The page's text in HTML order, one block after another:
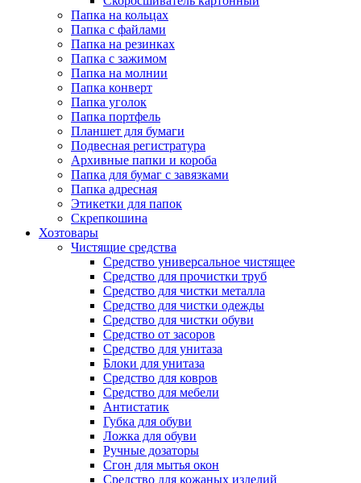
Папка на кольцах
Папка с файлами
Папка на резинках
Папка с зажимом
Папка на молнии
Папка конверт
Папка уголок
Папка портфель
Планшет для бумаги
Подвесная регистратура
Архивные папки и короба
Папка для бумаг с завязками
Папка адресная
Этикетки для папок
Скрепкошина
Хозтовары
Чистящие средства
Средство универсальное чистящее
Средство для прочистки труб
Средство для чистки металла
Средство для чистки одежды
Средство для чистки обуви
Средство от засоров
Средство для унитаза
Блоки для унитаза
Средство для ковров
Средство для мебели
Антистатик
Губка для обуви
Ложка для обуви
Ручные дозаторы
Сгон для мытья окон
Средство для кожаных изделий